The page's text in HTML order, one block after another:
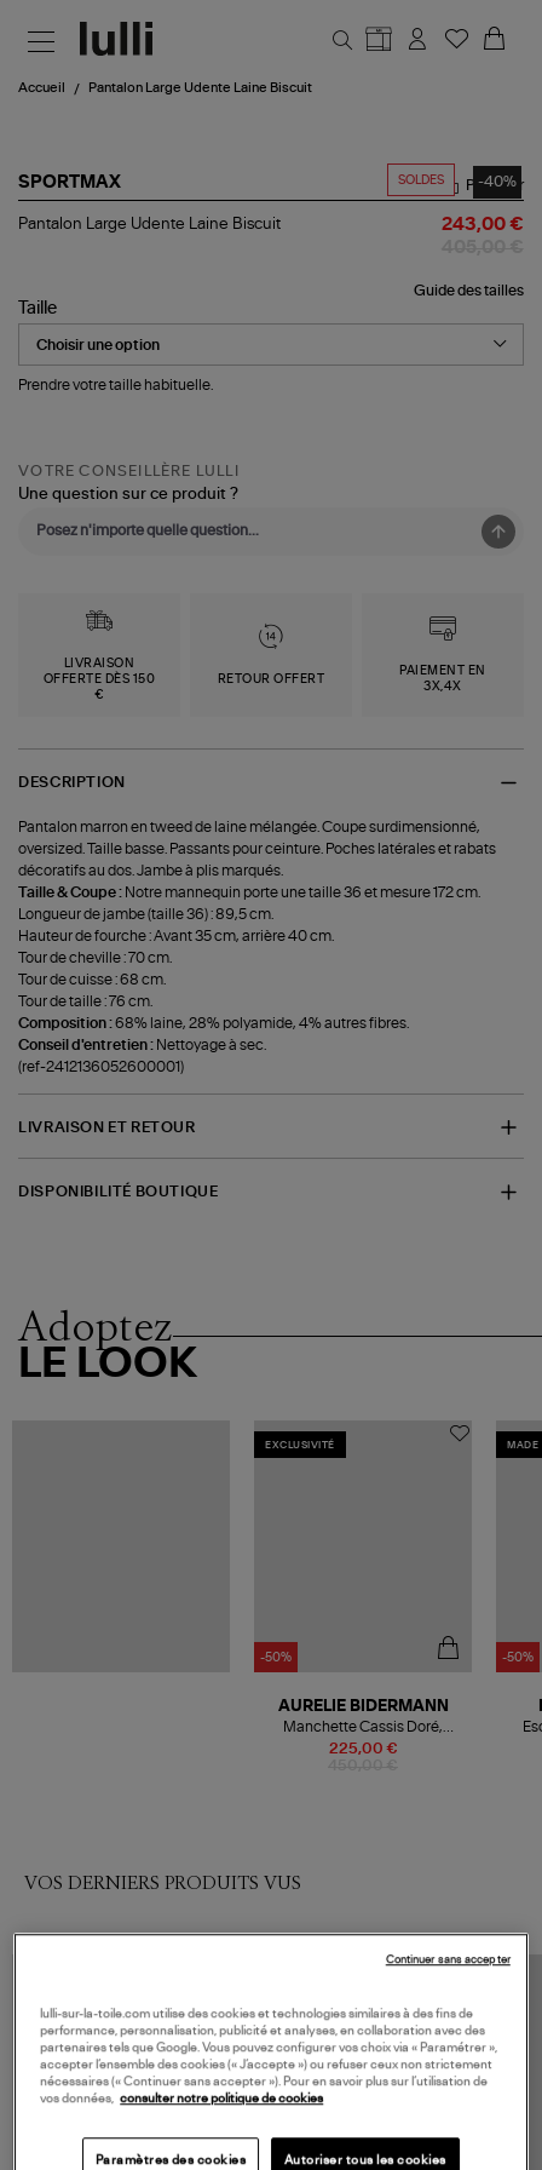
Accueil Pantalon Large Udente Laine Biscuit
SOLDES -40%
SPORTMAX
Pantalon
Biscuit
Partager
Pantalon Large Udente Laine Biscuit 243,00 €
Guide des tailles
Taille
Prendre votre taille habituelle.
VOTRE CONSEILLÈRE LULLI
Une question sur ce produit ?
LIVRAISON
OFFERTE DÈS 150
€
RETOUR OFFERT
PAIEMENT EN
3X,4X
DESCRIPTION
Pantalon marron en tweed de laine mélangée. Coupe surdimensionné,
oversized. Taille basse. Passants pour ceinture. Poches latérales et rabats
décoratifs au dos. Jambe à plis marqués.
Taille & Coupe : Notre mannequin porte une taille 36 et mesure 172 cm.
Longueur de jambe (taille 36) : 89,5 cm.
Hauteur de fourche : Avant 35 cm, arrière 40 cm.
Tour de cheville : 70 cm.
Tour de cuisse : 68 cm.
Tour de taille : 76 cm.
Composition :68% laine, 28% polyamide, 4% autres fibres.
Conseil d'entretien : Nettoyage à sec.
(ref-2412136052600001)
LIVRAISON ET RETOUR
DISPONIBILITÉ BOUTIQUE
Adoptez
LE LOOK
EXCLUSIVITÉ
-50%
225,00 €
AURELIE BIDERMANN
Manchette Cassis Doré,
Exclusivité Lulli
MADE
-50%
VOS DERNIERS PRODUITS VUS
lulli-sur-la-toile.com utilise des cookies et technologies similaires à des fins de
performance, personnalisation, publicité et analyses, en collaboration avec des
partenaires tels que Google. Vous pouvez configurer vos choix via « Paramétrer »,
accepter l’ensemble des cookies (« J’accepte ») ou refuser ceux non strictement
nécessaires (« Continuer sans accepter »). Pour en savoir plus sur l’utilisation de
vos données,
consulter notre politique de cookies
Paramètres des cookies Autoriser tous les cookies
Continuer sans accepter